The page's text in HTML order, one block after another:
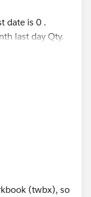
date is 0 .
last day Qty.
(twbx), so